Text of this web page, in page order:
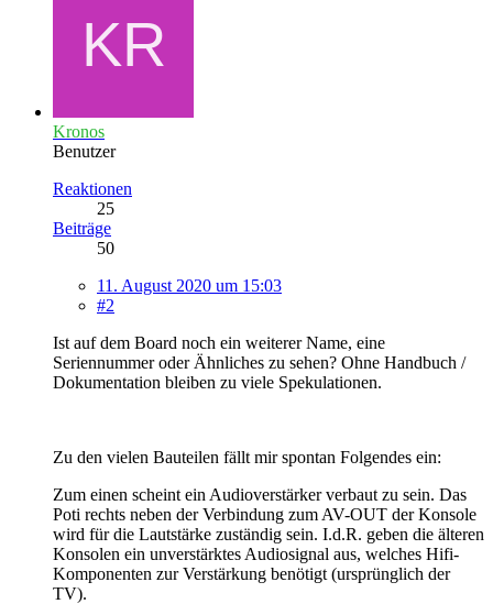
Kronos
Benutzer
Reaktionen
25
Beiträge
50
11. August 2020 um 15:03
#2
Ist auf dem Board noch ein weiterer Name, eine
Seriennummer oder Ähnliches zu sehen? Ohne Handbuch /
Dokumentation bleiben zu viele Spekulationen.
Zu den vielen Bauteilen fällt mir spontan Folgendes ein:
Zum einen scheint ein Audioverstärker verbaut zu sein. Das
Poti rechts neben der Verbindung zum AV-OUT der Konsole
wird für die Lautstärke zuständig sein. I.d.R. geben die älteren
Konsolen ein unverstärktes Audiosignal aus, welches Hifi-
Komponenten zur Verstärkung benötigt (ursprünglich der
TV).